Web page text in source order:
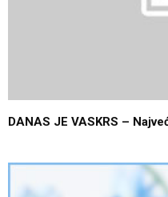
DANAS JE VASKRS –